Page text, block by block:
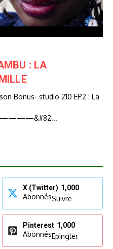
: LA
Bonus- studio 210 EP2 : La
X (Twitter) 1,000
AbonnésSuivre
Pinterest 1,000
AbonnésEpingler